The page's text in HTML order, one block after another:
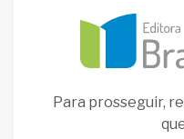
Para prosseguir,